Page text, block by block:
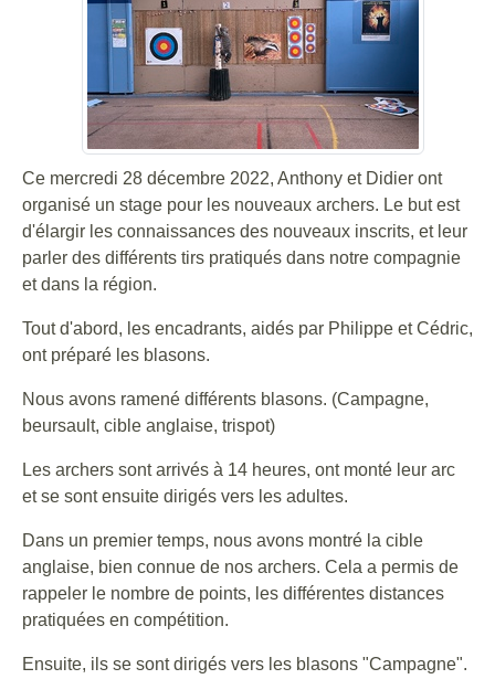
Ce mercredi 28 décembre 2022, Anthony et Didier ont
organisé un stage pour les nouveaux archers. Le but est
d'élargir les connaissances des nouveaux inscrits, et leur
parler des différents tirs pratiqués dans notre compagnie
et dans la région.
Tout d'abord, les encadrants, aidés par Philippe et Cédric,
ont préparé les blasons.
Nous avons ramené différents blasons. (Campagne,
beursault, cible anglaise, trispot)
Les archers sont arrivés à 14 heures, ont monté leur arc
et se sont ensuite dirigés vers les adultes.
Dans un premier temps, nous avons montré la cible
anglaise, bien connue de nos archers. Cela a permis de
rappeler le nombre de points, les différentes distances
pratiquées en compétition.
Ensuite, ils se sont dirigés vers les blasons "Campagne".